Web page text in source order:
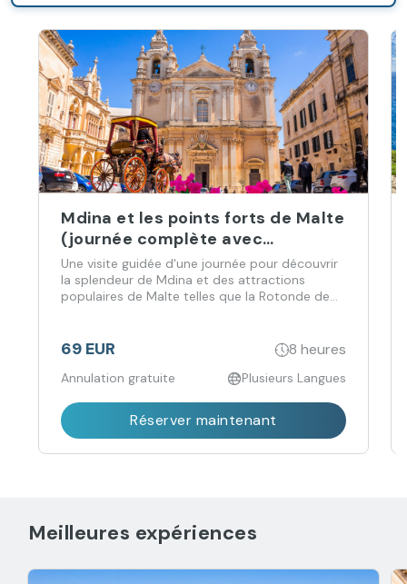
journée)
Grotte bleue et
faites une
excursion en
bateau
facultative
jusqu'aux
grottes.
Mdina et les points forts de Malte
(journée complète avec
déjeuner)
Une visite guidée d'une journée pour découvrir
la splendeur de Mdina et des attractions
populaires de Malte telles que la Rotonde de
villageans de Ta' Qali.
69 EUR 8 heures
Annulation gratuite Plusieurs Langues
Réserver maintenant
Meilleures expériences